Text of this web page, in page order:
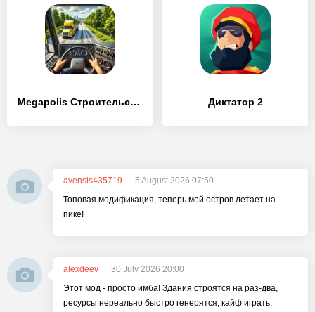
Megapolis Строительство Города Диктатор 2
avensis435719
5 August 2026 07:50
Топовая модификация, теперь мой остров летает на
пике!
alexdeev
30 July 2026 20:00
Этот мод - просто имба! Здания строятся на раз-два,
ресурсы нереально быстро генерятся, кайф играть,